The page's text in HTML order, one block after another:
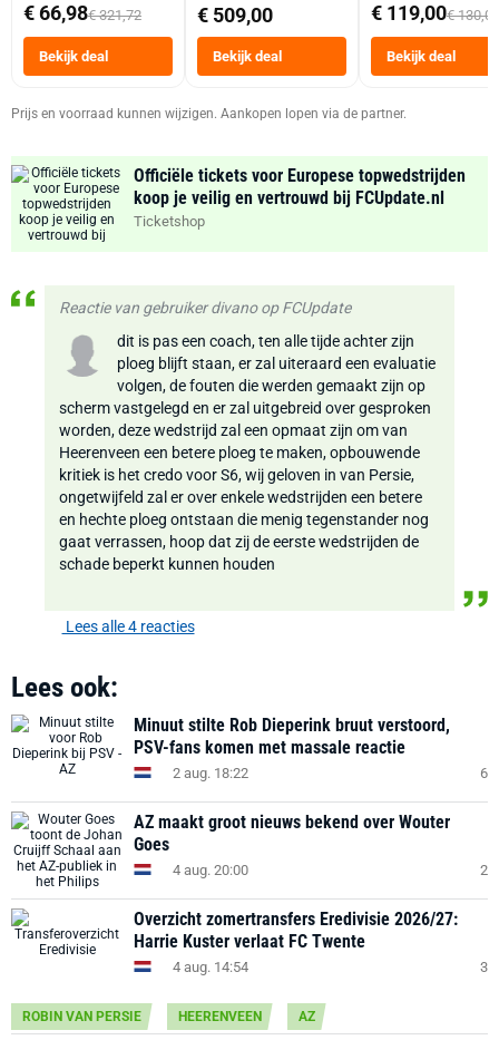
€ 66,98€ 321,72
Bekijk deal
€ 509,00
Bekijk deal
Tot 6 Personen
Heteluchtfriteuse
Zwart
€ 119,00€ 130,00
Bekijk deal
Prijs en voorraad kunnen wijzigen. Aankopen lopen via de partner.
Officiële tickets voor Europese topwedstrijden
koop je veilig en vertrouwd bij FCUpdate.nl
Ticketshop
Reactie van gebruiker divano op FCUpdate
dit is pas een coach, ten alle tijde achter zijn
ploeg blijft staan, er zal uiteraard een evaluatie
volgen, de fouten die werden gemaakt zijn op
scherm vastgelegd en er zal uitgebreid over gesproken
worden, deze wedstrijd zal een opmaat zijn om van
Heerenveen een betere ploeg te maken, opbouwende
kritiek is het credo voor S6, wij geloven in van Persie,
ongetwijfeld zal er over enkele wedstrijden een betere
en hechte ploeg ontstaan die menig tegenstander nog
gaat verrassen, hoop dat zij de eerste wedstrijden de
schade beperkt kunnen houden
Lees alle 4 reacties
Lees ook:
Minuut stilte Rob Dieperink bruut verstoord,
PSV-fans komen met massale reactie
2 aug. 18:22 6
AZ maakt groot nieuws bekend over Wouter
Goes
4 aug. 20:00 2
Overzicht zomertransfers Eredivisie 2026/27:
Harrie Kuster verlaat FC Twente
4 aug. 14:54 3
ROBIN VAN PERSIE HEERENVEEN AZ